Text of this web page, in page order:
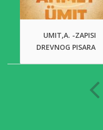
UMIT,A. -ZAPISI
DREVNOG PISARA